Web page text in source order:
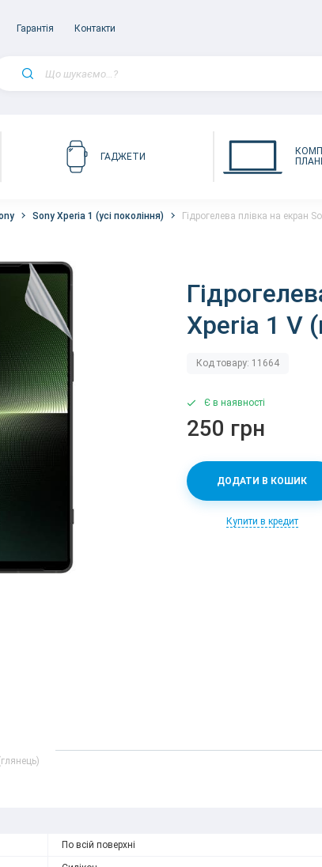
Гарантія Контакти
ГАДЖЕТИ
Sony Xperia 1 (усі покоління) Гідрогелева плівка на екран
Xperia 1 V
Код товару: 11664
Є в наявності
250 грн
ДОДАТИ В КОШИК
Купити в кредит
По всій поверхні